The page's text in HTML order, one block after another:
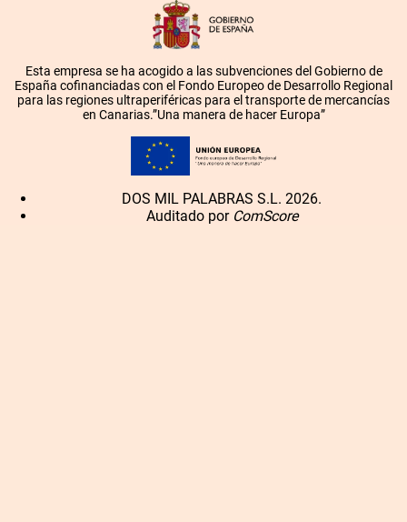
Esta empresa se ha acogido a las subvenciones del Gobierno de
España cofinanciadas con el Fondo Europeo de Desarrollo Regional
para las regiones ultraperiféricas para el transporte de mercancías
en Canarias.”Una manera de hacer Europa”
DOS MIL PALABRAS S.L. 2026.
Auditado por ComScore